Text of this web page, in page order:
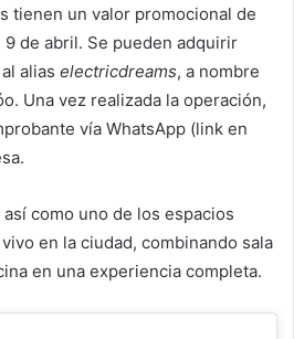
tienen un valor promocional de
de abril. Se pueden adquirir
alias electricdreams, a nombre
Una vez realizada la operación,
vía WhatsApp (link en
como uno de los espacios
en la ciudad, combinando sala
en una experiencia completa.